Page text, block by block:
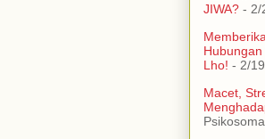
JIWA? - 2/
Lho! - 2/
Macet,